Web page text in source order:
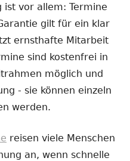
ist vor allem: Termine
gilt für ein klar
ernsthafte Mitarbeit
sind kostenfrei in
möglich und
- sie können einzeln
werden.
reisen viele Menschen
an, wenn schnelle